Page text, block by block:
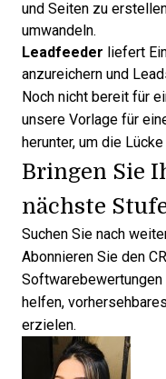
und Seiten zu
umwandeln.
Leadfeeder liefert
anzureichern und
Noch nicht bereit für
unsere Vorlage für
herunter, um die
Bringen Sie
nächste
Suchen Sie nach
Abonnieren Sie den
helfen,
erzielen.